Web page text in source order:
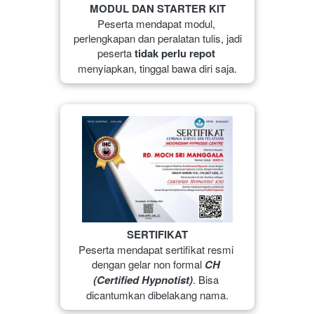
MODUL DAN STARTER KIT
Peserta mendapat modul,
perlengkapan dan peralatan tulis, jadi
peserta tidak perlu repot
menyiapkan, tinggal bawa diri saja.
SERTIFIKAT
Peserta mendapat sertifikat resmi
dengan gelar non formal CH
(Certified Hypnotist). Bisa
dicantumkan dibelakang nama.